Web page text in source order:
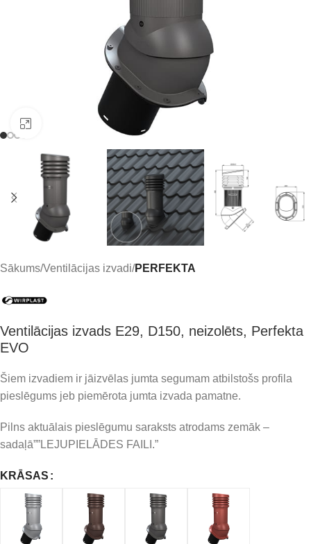
Click to enlarge
Sākums Ventilācijas izvadi PERFEKTA
Ventilācijas izvads E29, D150, neizolēts, Perfekta
EVO
Šiem izvadiem ir jāizvēlas jumta segumam atbilstošs profila
pieslēgums jeb piemērota jumta izvada pamatne.
Pilns aktuālais pieslēgumu saraksts atrodams zemāk –
sadaļā””LEJUPIELĀDES FAILI.”
KRĀSAS